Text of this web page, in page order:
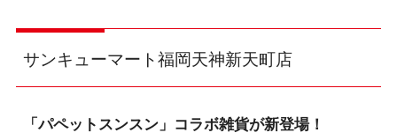
サンキューマート福岡天神新天町店
「パペットスンスン」コラボ雑貨が新登場！